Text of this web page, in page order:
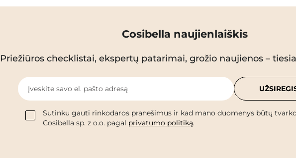
Cosibella naujienlaiškis
Priežiūros checklistai, ekspertų patarimai, grožio naujienos –
Įveskite savo el. pašto adresą
Sutinku gauti rinkodaros pranešimus ir kad mano duomenys būtų
Cosibella sp. z o.o. pagal privatumo politiką.